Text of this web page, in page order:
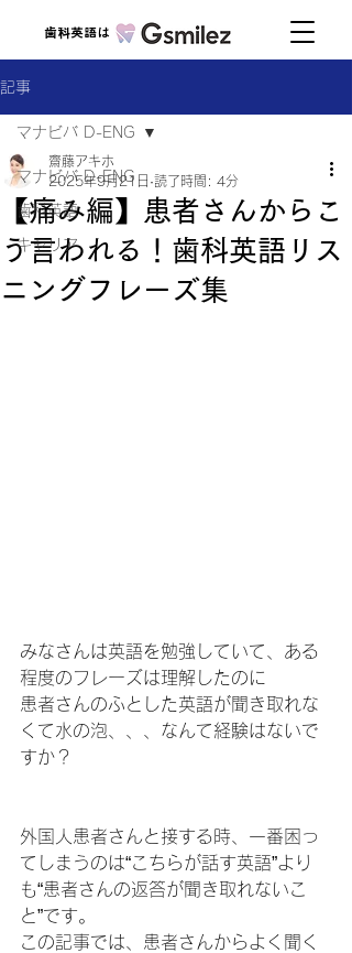
歯科英語は
記事
マナビバ D-ENG
歯科英語
キャリア
マナビバ D-ENG
【痛み編】患者さんからこ
う言われる！歯科英語リス
ニングフレーズ集
齋藤アキホ
2025年9月21日 読了時間: 4分
みなさんは英語を勉強していて、ある
程度のフレーズは理解したのに
患者さんのふとした英語が聞き取れな
くて水の泡、、、なんて経験はないで
すか？
外国人患者さんと接する時、一番困っ
てしまうのは“こちらが話す英語”より
も“患者さんの返答が聞き取れないこ
と”です。
この記事では、患者さんからよく聞く